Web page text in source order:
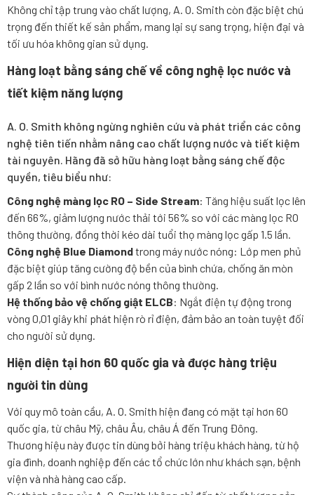
Không chỉ tập trung vào chất lượng, A. O. Smith còn đặc biệt chú
trọng đến thiết kế sản phẩm, mang lại sự sang trọng, hiện đại và
tối ưu hóa không gian sử dụng.
Hàng loạt bằng sáng chế về công nghệ lọc nước và
tiết kiệm năng lượng
A. O. Smith không ngừng nghiên cứu và phát triển các công
nghệ tiên tiến nhằm nâng cao chất lượng nước và tiết kiệm
tài nguyên. Hãng đã sở hữu hàng loạt bằng sáng chế độc
quyền, tiêu biểu như:
Công nghệ màng lọc RO – Side Stream: Tăng hiệu suất lọc lên
đến 66%, giảm lượng nước thải tới 56% so với các màng lọc RO
thông thường, đồng thời kéo dài tuổi thọ màng lọc gấp 1.5 lần.
Công nghệ Blue Diamondtrong máy nước nóng: Lớp men phủ
đặc biệt giúp tăng cường độ bền của bình chứa, chống ăn mòn
gấp 2 lần so với bình nước nóng thông thường.
Hệ thống bảo vệ chống giật ELCB: Ngắt điện tự động trong
vòng 0,01 giây khi phát hiện rò rỉ điện, đảm bảo an toàn tuyệt đối
cho người sử dụng.
Hiện diện tại hơn 60 quốc gia và được hàng triệu
người tin dùng
Với quy mô toàn cầu, A. O. Smith hiện đang có mặt tại hơn 60
quốc gia, từ châu Mỹ, châu Âu, châu Á đến Trung Đông.
Thương hiệu này được tin dùng bởi hàng triệu khách hàng, từ hộ
gia đình, doanh nghiệp đến các tổ chức lớn như khách sạn, bệnh
viện và nhà hàng cao cấp.